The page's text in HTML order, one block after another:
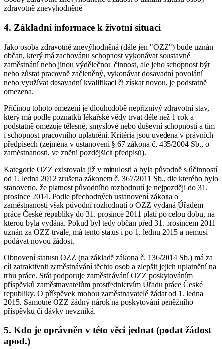
zdravotně znevýhodněné
4. Základní informace k životní situaci
Jako osoba zdravotně znevýhodněná (dále jen "OZZ") bude uznán
občan, který má zachovánu schopnost vykonávat soustavné
zaměstnání nebo jinou výdělečnou činnost, ale jeho schopnost být
nebo zůstat pracovně začleněný, vykonávat dosavadní povolání
nebo využívat dosavadní kvalifikaci či získat novou, je podstatně
omezena.
Příčinou tohoto omezení je dlouhodobě nepříznivý zdravotní stav,
který má podle poznatků lékařské vědy trvat déle než 1 rok a
podstatně omezuje tělesné, smyslové nebo duševní schopnosti a tím
i schopnost pracovního uplatnění. Kritéria jsou uvedena v právních
předpisech (zejména v ustanovení § 67 zákona č. 435/2004 Sb., o
zaměstnanosti, ve znění pozdějších předpisů).
Kategorie OZZ existovala již v minulosti a byla původně s účinností
od 1. ledna 2012 zrušena zákonem č. 367/2011 Sb., dle kterého bylo
stanoveno, že platnost původního rozhodnutí je nejpozději do 31.
prosince 2014. Podle přechodných ustanovení zákona o
zaměstnanosti však původní rozhodnutí o OZZ vydaná Úřadem
práce České republiky do 31. prosince 2011 platí po celou dobu, na
kterou byla vydána. Pokud byl tedy občan před 31. prosincem 2011
uznán za OZZ trvale, má tento status i po 1. lednu 2015 a nemusí
podávat novou žádost.
Obnovení statusu OZZ (na základě zákona č. 136/2014 Sb.) má za
cíl zatraktivnit zaměstnávání těchto osob a zlepšit jejich uplatnění na
trhu práce. Stát podporuje zaměstnávání OZZ poskytováním
příspěvků zaměstnavatelům prostřednictvím Úřadu práce České
republiky. O příspěvek mohou zaměstnavatelé žádat od 1. ledna
2015. Samotné OZZ žádný nárok na poskytování peněžního
příspěvku či dávky nevzniká.
5. Kdo je oprávněn v této věci jednat (podat žádost
apod.)